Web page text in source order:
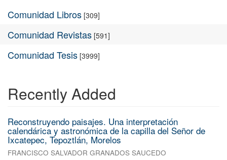
Comunidad Libros [309]
Comunidad Revistas [591]
Comunidad Tesis [3999]
Recently Added
Reconstruyendo paisajes. Una interpretación
calendárica y astronómica de la capilla del Señor de
Ixcatepec, Tepoztlán, Morelos
FRANCISCO SALVADOR GRANADOS SAUCEDO